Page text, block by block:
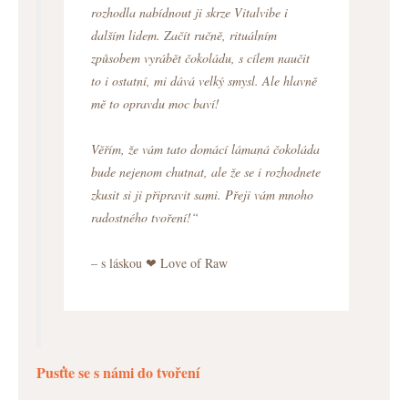
rozhodla nabídnout ji skrze Vitalvibe i
dalším lidem. Začít ručně, rituálním
způsobem vyrábět čokoládu, s cílem naučit
to i ostatní, mi dává velký smysl. Ale hlavně
mě to opravdu moc baví!
Věřím, že vám tato domácí lámaná čokoláda
bude nejenom chutnat, ale že se i rozhodnete
zkusit si ji připravit sami. Přeji vám mnoho
radostného tvoření!“
– s láskou ❤ Love of Raw
Pusťte se s námi do tvoření